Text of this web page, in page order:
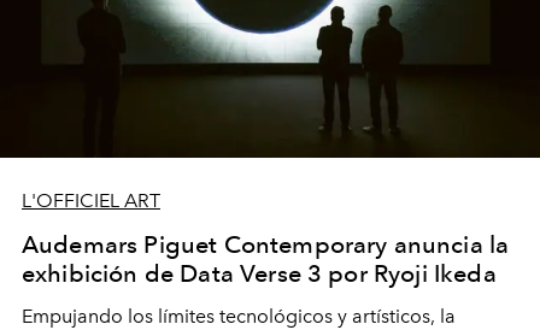
L'OFFICIEL ART
Audemars Piguet Contemporary anuncia la
exhibición de Data Verse 3 por Ryoji Ikeda
Empujando los límites tecnológicos y artísticos, la